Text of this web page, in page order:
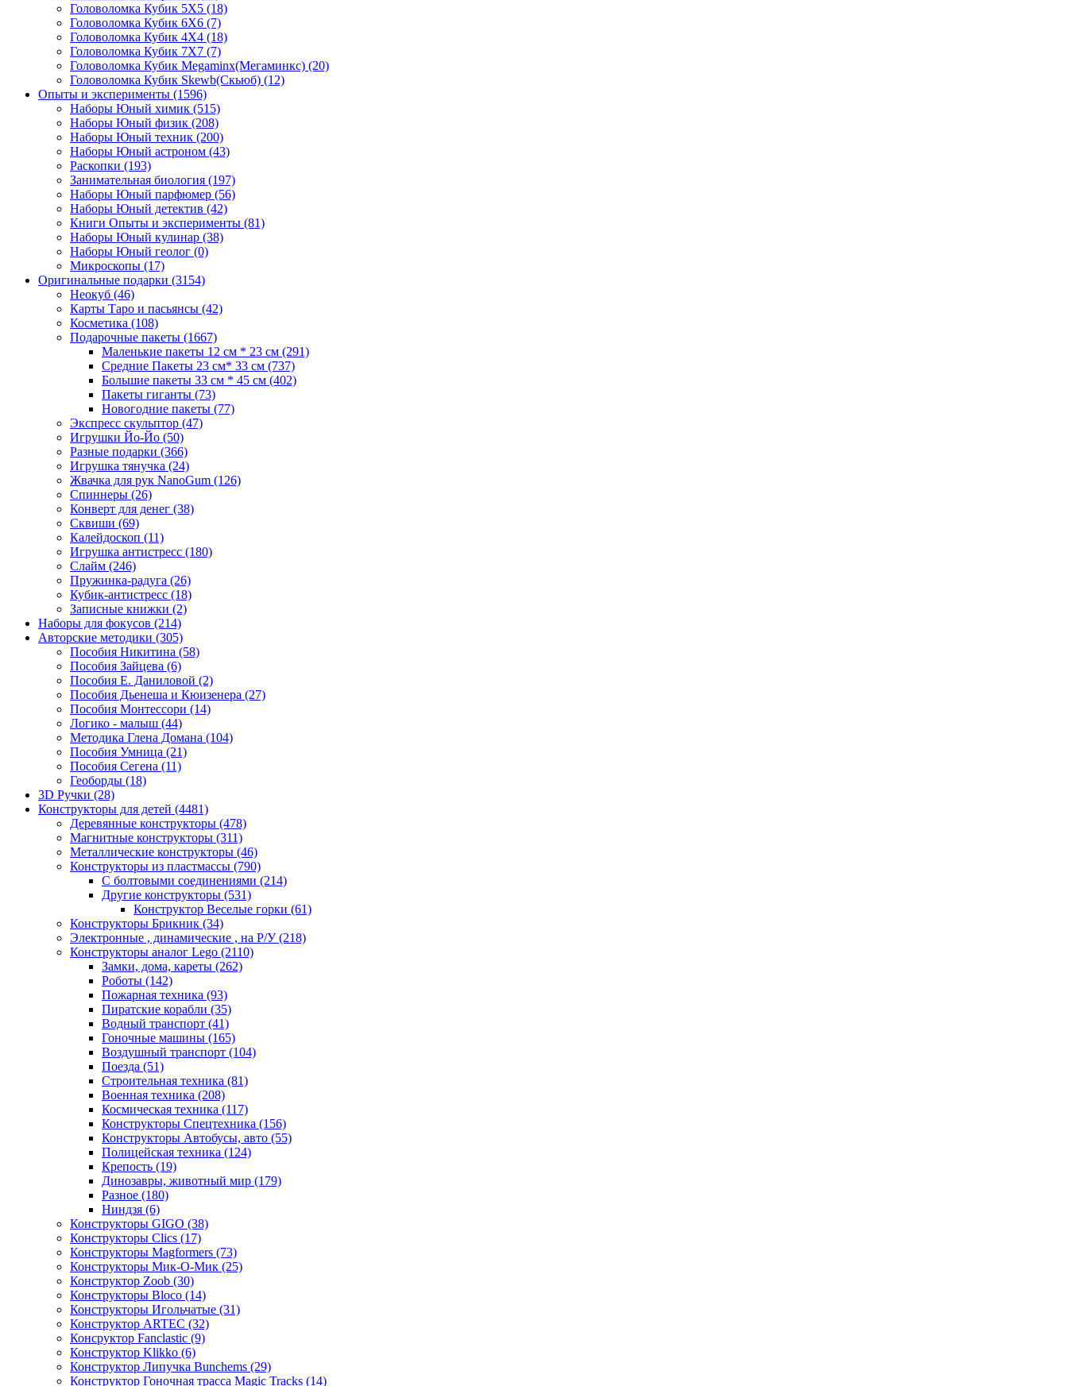
Головоломка Кубик 5Х5 (18)
Головоломка Кубик 6Х6 (7)
Головоломка Кубик 4Х4 (18)
Головоломка Кубик 7Х7 (7)
Головоломка Кубик Megaminx(Мегаминкс) (20)
Головоломка Кубик Skewb(Скьюб) (12)
Опыты и эксперименты (1596)
Наборы Юный химик (515)
Наборы Юный физик (208)
Наборы Юный техник (200)
Наборы Юный астроном (43)
Раскопки (193)
Занимательная биология (197)
Наборы Юный парфюмер (56)
Наборы Юный детектив (42)
Книги Опыты и эксперименты (81)
Наборы Юный кулинар (38)
Наборы Юный геолог (0)
Микроскопы (17)
Оригинальные подарки (3154)
Неокуб (46)
Карты Таро и пасьянсы (42)
Косметика (108)
Подарочные пакеты (1667)
Маленькие пакеты 12 см * 23 см (291)
Средние Пакеты 23 см* 33 см (737)
Большие пакеты 33 см * 45 см (402)
Пакеты гиганты (73)
Новогодние пакеты (77)
Экспресс скульптор (47)
Игрушки Йо-Йо (50)
Разные подарки (366)
Игрушка тянучка (24)
Жвачка для рук NanoGum (126)
Спиннеры (26)
Конверт для денег (38)
Сквиши (69)
Калейдоскоп (11)
Игрушка антистресс (180)
Слайм (246)
Пружинка-радуга (26)
Кубик-антистресс (18)
Записные книжки (2)
Наборы для фокусов (214)
Авторские методики (305)
Пособия Никитина (58)
Пособия Зайцева (6)
Пособия Е. Даниловой (2)
Пособия Дьенеша и Кюизенера (27)
Пособия Монтессори (14)
Логико - малыш (44)
Методика Глена Домана (104)
Пособия Умница (21)
Пособия Сегена (11)
Геоборды (18)
3D Ручки (28)
Конструкторы для детей (4481)
Деревянные конструкторы (478)
Магнитные конструкторы (311)
Металлические конструкторы (46)
Конструкторы из пластмассы (790)
С болтовыми соединениями (214)
Другие конструкторы (531)
Конструктор Веселые горки (61)
Конструкторы Брикник (34)
Электронные , динамические , на Р/У(218)
Конструкторы аналог Lego (2110)
Замки, дома, кареты (262)
Роботы (142)
Пожарная техника (93)
Пиратские корабли (35)
Водный транспорт (41)
Гоночные машины (165)
Воздушный транспорт (104)
Поезда (51)
Строительная техника (81)
Военная техника (208)
Космическая техника (117)
Конструкторы Спецтехника (156)
Конструкторы Автобусы, авто (55)
Полицейская техника (124)
Крепость (19)
Динозавры, животный мир (179)
Разное (180)
Ниндзя (6)
Конструкторы GIGO (38)
Конструкторы Clics (17)
Конструкторы Magformers (73)
Конструкторы Мик-О-Мик (25)
Конструктор Zoob (30)
Конструкторы Bloco (14)
Конструкторы Игольчатые (31)
Конструктор ARTEC (32)
Консруктор Fanclastic (9)
Конструктор Klikko (6)
Конструктор Липучка Bunchems (29)
Конструктор Гоночная трасса Magic Tracks (14)